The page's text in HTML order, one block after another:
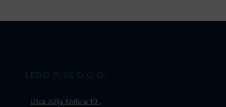
LEDO PLUS D.O.O.
Ulica Julija Knifera 10 ,